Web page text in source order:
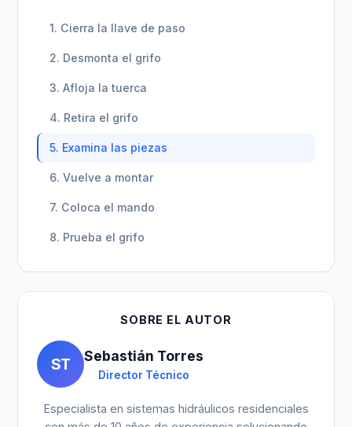
1. Cierra la llave de paso
2. Desmonta el grifo
3. Afloja la tuerca
4. Retira el grifo
5. Examina las piezas
6. Vuelve a montar
7. Coloca el mando
8. Prueba el grifo
SOBRE EL AUTOR
ST Sebastián Torres
Director Técnico
Especialista en sistemas hidráulicos residenciales